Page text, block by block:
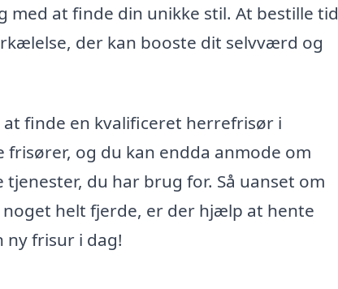
at finde din unikke stil. At bestille tid
der kan booste dit selvværd og
finde en kvalificeret herrefrisør i
og du kan endda anmode om
du har brug for. Så uanset om
helt fjerde, er der hjælp at hente
frisur i dag!